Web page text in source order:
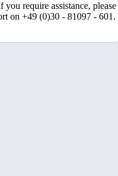
require assistance, please
on +49 (0)30 - 81097 - 601.